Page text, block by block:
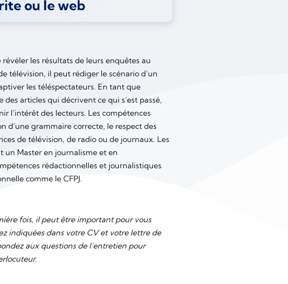
ou le web
les résultats de leurs enquêtes au
télévision, il peut rédiger le scénario d’un
les téléspectateurs. En tant que
articles qui décrivent ce qui s’est passé,
l’intérêt des lecteurs. Les compétences
d’une grammaire correcte, le respect des
de télévision, de radio ou de journaux. Les
un Master en journalisme et en
rédactionnelles et journalistiques
comme le CFPJ.
fois, il peut être important pour vous
indiquées dans votre CV et votre lettre de
aux questions de l’entretien pour